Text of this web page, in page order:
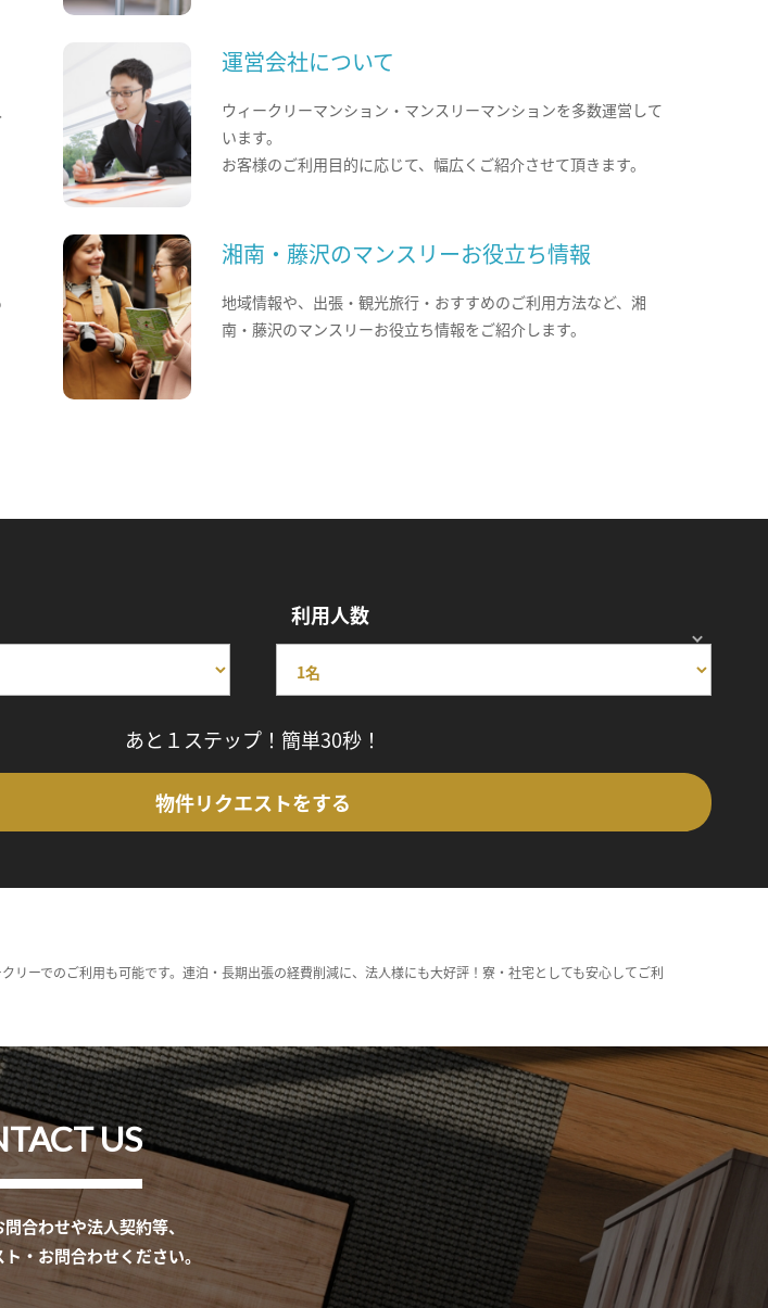
運営会社について
ウィークリーマンション・マンスリーマンションを多数運営して
います。
お客様のご利用目的に応じて、幅広くご紹介させて頂きます。
湘南・藤沢のマンスリーお役立ち情報
地域情報や、出張・観光旅行・おすすめのご利用方法など、湘
南・藤沢のマンスリーお役立ち情報をご紹介します。
利用人数
あと１ステップ！簡単30秒！
物件リクエストをする
ーでのご利用も可能です。連泊・長期出張の経費削減に、法人様にも大好評！寮・社宅としても安心してご利
US
合わせや法人契約等、
・お問合わせください。